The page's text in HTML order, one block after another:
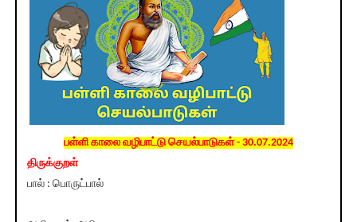
பள்ளி காலை வழிபாட்டு செயல்பாடுகள் - 30.07.2024
திருக்குறள்
பால் : பொருட்பால்